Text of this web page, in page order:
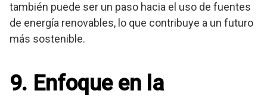
también puede ser un paso hacia el uso de fuentes
de energía renovables, lo que contribuye a un futuro
más sostenible.
9. Enfoque en la